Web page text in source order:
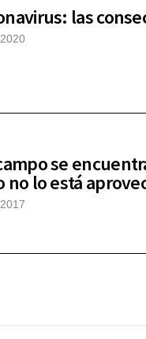
las
se
no lo está